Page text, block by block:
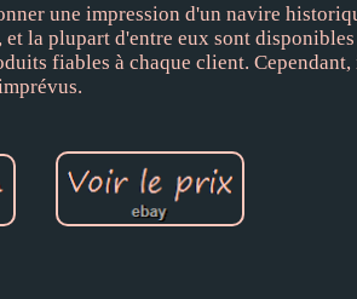
une impression d'un navire
la plupart d'entre eux sont disponibles
fiables à chaque client.